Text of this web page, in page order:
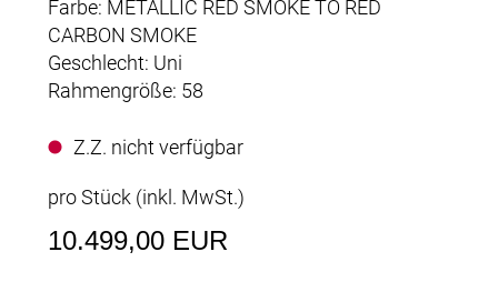
Farbe: METALLIC RED SMOKE TO RED
CARBON SMOKE
Geschlecht: Uni
Rahmengröße: 58
Z.Z. nicht verfügbar
pro Stück (inkl. MwSt.)
10.499,00 EUR